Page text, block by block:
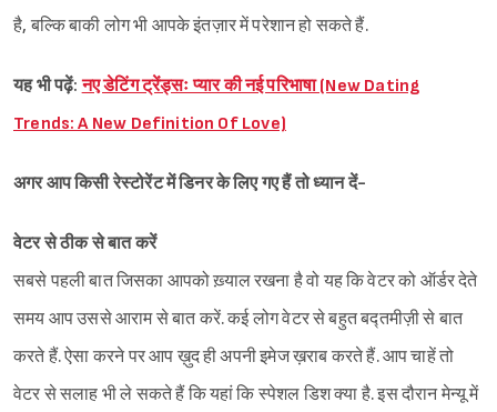
है, बल्कि बाकी लोग भी आपके इंतज़ार में परेशान हो सकते हैं.
यह भी पढ़ें:नए डेटिंग ट्रेंड्सः प्यार की नई परिभाषा (New Dating
Trends: A New Definition Of Love)
अगर आप किसी रेस्टोरेंट में डिनर के लिए गए हैं तो ध्यान दें-
वेटर से ठीक से बात करें
सबसे पहली बात जिसका आपको ख़्याल रखना है वो यह कि वेटर को ऑर्डर देते
समय आप उससे आराम से बात करें. कई लोग वेटर से बहुत बद्तमीज़ी से बात
करते हैं. ऐसा करने पर आप ख़ुद ही अपनी इमेज ख़राब करते हैं. आप चाहें तो
वेटर से सलाह भी ले सकते हैं कि यहां कि स्पेशल डिश क्या है. इस दौरान मेन्यू में